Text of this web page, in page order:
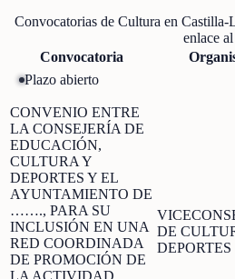
Convocatorias de Cultura en Castilla-
enlace
Convocatoria
Plazo abierto
CONVENIO ENTRE
LA CONSEJERÍA DE
EDUCACIÓN,
CULTURA Y
DEPORTES Y EL
AYUNTAMIENTO DE
……., PARA SU
INCLUSIÓN EN UNA
RED COORDINADA
DE PROMOCIÓN DE
LA ACTIVIDAD
DE
DEPORTES